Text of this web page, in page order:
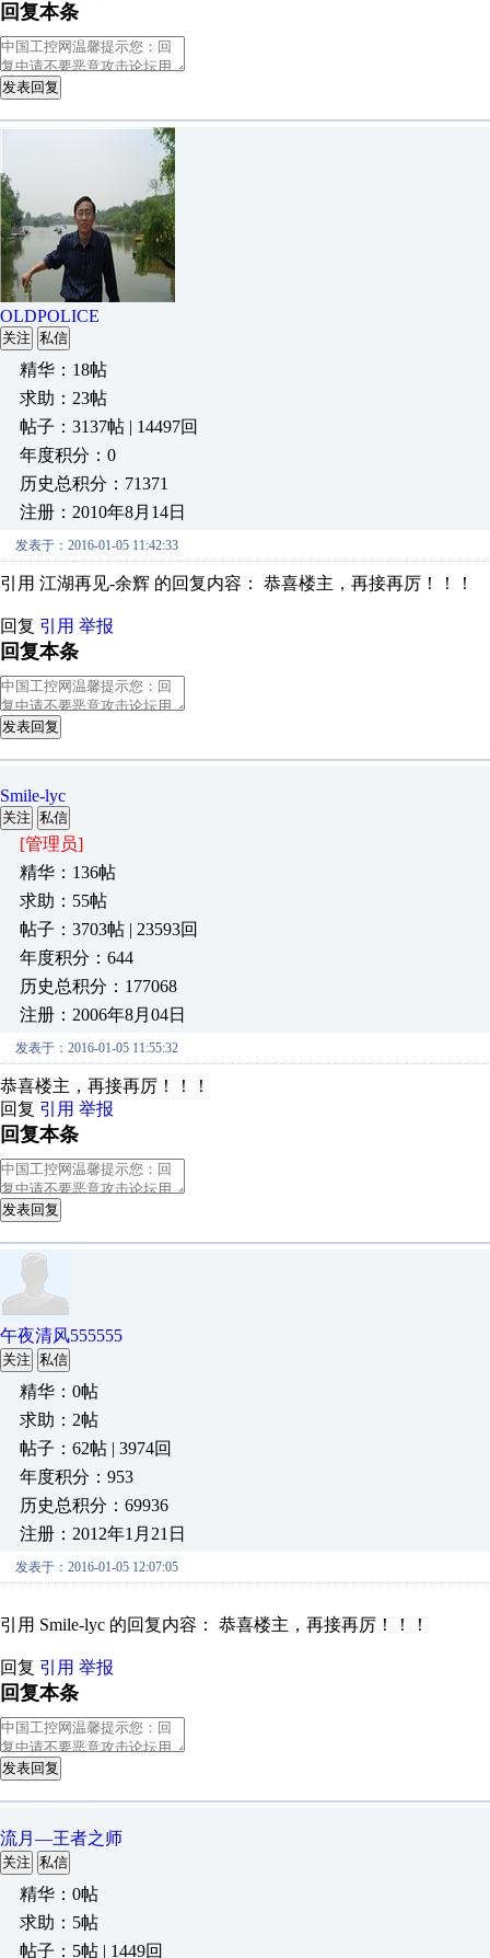
回复本条
发表回复
OLDPOLICE
关注 私信
精华：18帖
求助：23帖
帖子：3137帖 | 14497回
年度积分：0
历史总积分：71371
注册：2010年8月14日
发表于：2016-01-05 11:42:33
引用 江湖再见-余辉 的回复内容： 恭喜楼主，再接再厉！！！
回复 引用 举报
回复本条
发表回复
Smile-lyc
关注 私信
[管理员]
精华：136帖
求助：55帖
帖子：3703帖 | 23593回
年度积分：644
历史总积分：177068
注册：2006年8月04日
发表于：2016-01-05 11:55:32
恭喜楼主，再接再厉！！！
回复 引用 举报
回复本条
发表回复
午夜清风555555
关注 私信
精华：0帖
求助：2帖
帖子：62帖 | 3974回
年度积分：953
历史总积分：69936
注册：2012年1月21日
发表于：2016-01-05 12:07:05
引用 Smile-lyc 的回复内容： 恭喜楼主，再接再厉！！！
回复 引用 举报
回复本条
发表回复
流月—王者之师
关注 私信
精华：0帖
求助：5帖
帖子：5帖 | 1449回